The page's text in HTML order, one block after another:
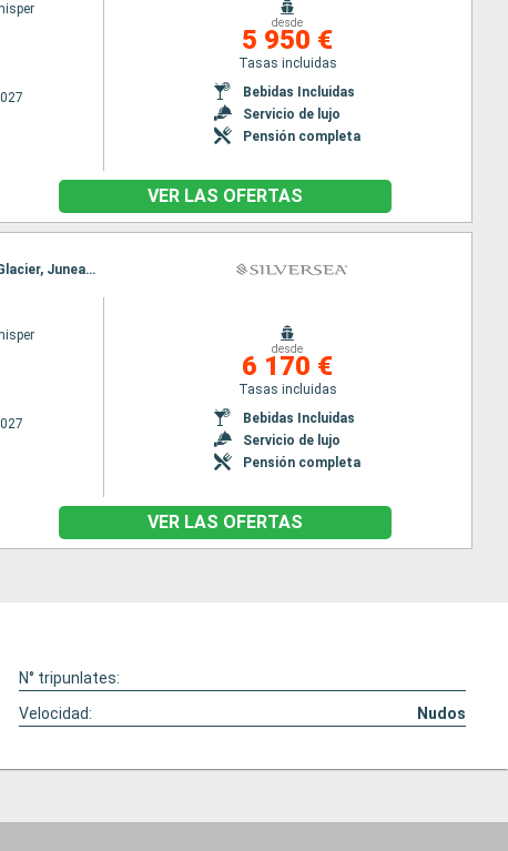
desde
5 950 €
Tasas incluidas
Bebidas Incluidas
Servicio de lujo
Pensión completa
VER LAS OFERTAS
Itinerario : Seward, Hubard Glacier, Juneau, Haines, Sitka, Klawock, Vancouver, Seward, Hubard Glacier, Juneau, Haines, Sitka, Klawock, Vancouver
desde
6 170 €
Tasas incluidas
Bebidas Incluidas
Servicio de lujo
Pensión completa
VER LAS OFERTAS
N° tripunlates:
Velocidad: Nudos